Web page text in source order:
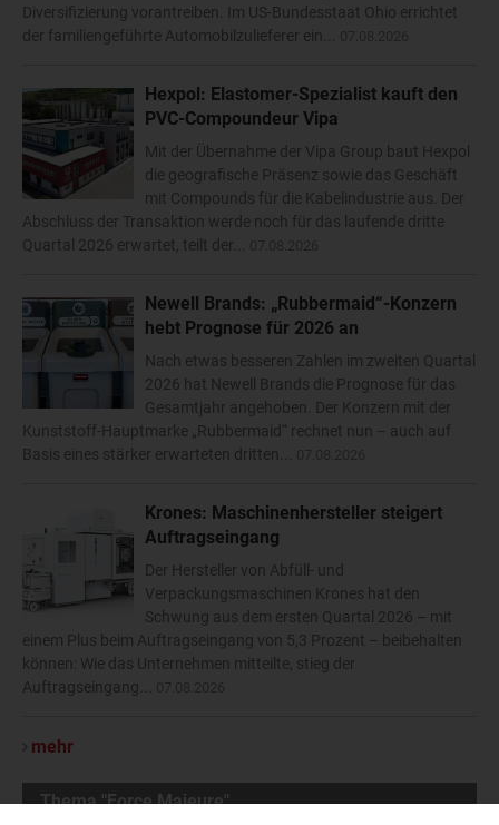
Diversifizierung vorantreiben. Im US-Bundesstaat Ohio errichtet
der familiengeführte Automobilzulieferer ein...
Hexpol: Elastomer-Spezialist kauft den
PVC-Compoundeur Vipa
Mit der Übernahme der Vipa Group baut Hexpol
die geografische Präsenz sowie das Geschäft
mit Compounds für die Kabelindustrie aus. Der
Abschluss der Transaktion werde noch für das laufende dritte
Quartal 2026 erwartet, teilt der...
Newell Brands: „Rubbermaid“-Konzern
hebt Prognose für 2026 an
Nach etwas besseren Zahlen im zweiten Quartal
2026 hat Newell Brands die Prognose für das
Gesamtjahr angehoben. Der Konzern mit der
Kunststoff-Hauptmarke „Rubbermaid“ rechnet nun – auch auf
Basis eines stärker erwarteten dritten...
Krones: Maschinenhersteller steigert
Auftragseingang
Der Hersteller von Abfüll- und
Verpackungsmaschinen Krones hat den
Schwung aus dem ersten Quartal 2026 – mit
einem Plus beim Auftragseingang von 5,3 Prozent – beibehalten
können: Wie das Unternehmen mitteilte, stieg der
Auftragseingang...
mehr
Thema "Force Majeure"